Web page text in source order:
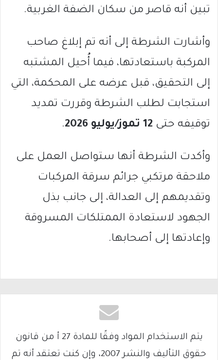
تبين أنه قاصر من سكان الضفة الغربية.
وأشارت الشرطة إلى أنه تم إبلاغ صاحب
المركبة باستعادتها، فيما أُحيل المشتبه
إلى التحقيق، قبل عرضه على المحكمة، التي
استجابت لطلب الشرطة وقررت تمديد
توقيفه حتى 12 تموز/يوليو 2026 .
وأكدت الشرطة أنها ستواصل العمل على
ملاحقة مرتكبي جرائم سرقة المركبات
وتقديمهم إلى العدالة، إلى جانب بذل
الجهود لاستعادة الممتلكات المسروقة
وإعادتها إلى أصحابها.
يتم الاستخدام المواد وفقًا للمادة 27 أ من قانون
حقوق التأليف والنشر 2007، وإن كنت تعتقد أنه تم